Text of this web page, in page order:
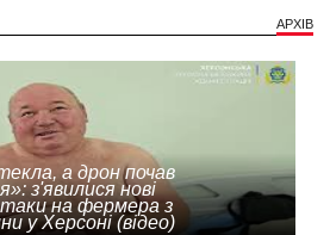
АРХІВ
а дрон почав
з'явилися нові
на фермера з
у Херсоні (відео)